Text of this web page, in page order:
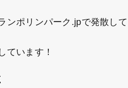
ポリンパーク.jpで発散して
ています！